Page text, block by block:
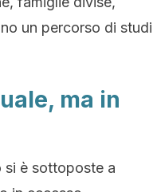
un percorso di studi
ma in
si è sottoposte a